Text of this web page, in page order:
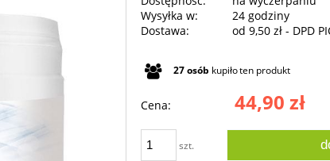
Wysyłka w:
24 godziny
Dostawa:
od 9,50 zł - DPD
Cena nie zawiera ewentualnych
płatności
27osób kupiłoten produkt
Cena: 44,90 zł
szt.